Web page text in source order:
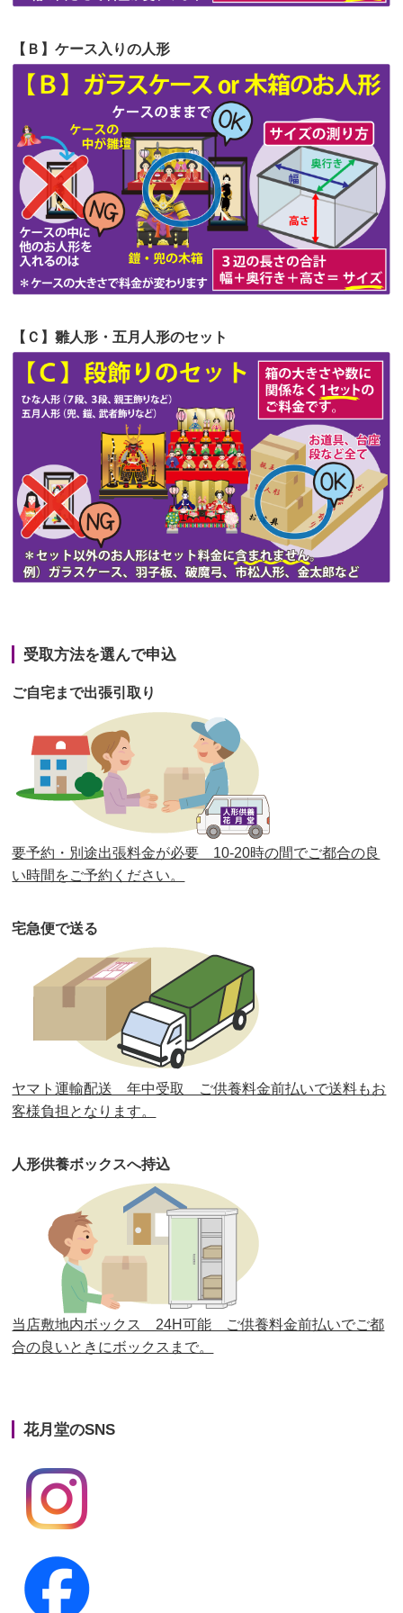
第56回人形供養祭 令和4年10月19日(水)
第55回人形供養祭令和4年9月8日(木)
第54回人形供養祭令和4年8月1日(月)
第53回人形供養祭令和4年7月1日(金)
第52回人形供養祭令和4年5月17日(火)
第51回人形供養祭令和4年4月18日(月)
第50回人形供養祭令和4年3月15日(火)
第49回人形供養祭令和4年1月17日(月)
第48回人形供養祭令和3年12月3日(金)
第47回人形供養祭 令和3年10月11日(月)
第46回人形供養祭 令和3年9月13日(月)
第45回人形供養祭令和3年7月12日(月)
第44回人形供養祭令和3年6月3日(木)
第43回人形供養祭令和3年4月23日(金)
第39回人形供養祭令和2年10月22日(木)
第38回人形供養祭 令和2年8月26日(水)
第37回人形供養祭 令和2年6月8日(月)
第36回人形供養祭 令和2年4月16日(木)
第35回人形供養祭令和2年2月13日(木)
第33回人形供養祭
第32回人形供養祭 令和元年6月12日(水)
第31回人形供養祭 平成31年3月13日(水)
第30回人形供養祭平成30年11月28日(水)
第29回人形供養祭平成30年5月23日(水)
第27回人形供養祭平成29年6月14日(水)
第26回人形供養祭平成28年12月15日(木)
第25回人形供養祭 平成28年6月16日(木)
第24回人形供養祭 平成27年11月27日
第23回人形供養祭平成26年12月5日
第22回人形供養祭平成26年4月28日
第20回人形供養祭
第19回人形供養祭
第18回人形供養祭
第16回人形供養祭
【Ｂ】ケース入りの人形
【Ｃ】雛人形・五月人形のセット
受取方法を選んで申込
ご自宅まで出張引取り
要予約・別途出張料金が必要 10-20時の間でご都合の良
い時間をご予約ください。
宅急便で送る
ヤマト運輸配送 年中受取 ご供養料金前払いで送料もお
客様負担となります。
人形供養ボックスへ持込
当店敷地内ボックス 24H可能 ご供養料金前払いでご都
合の良いときにボックスまで。
花月堂のSNS